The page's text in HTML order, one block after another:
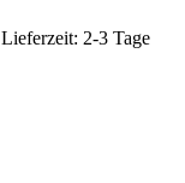
Lieferzeit: 2-3 Tage